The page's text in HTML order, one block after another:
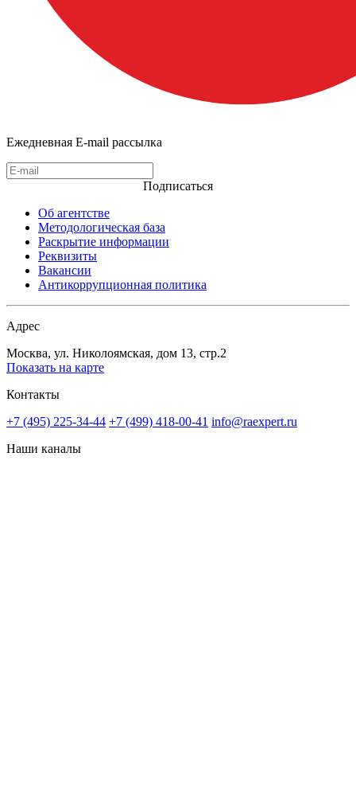
Ежедневная E-mail рассылка
Подписаться
Об агентстве
Методологическая база
Раскрытие информации
Реквизиты
Вакансии
Антикоррупционная политика
Адрес
Москва, ул. Николоямская, дом 13, стр.2
Показать на карте
Контакты
+7 (495) 225-34-44 +7 (499) 418-00-41 info@raexpert.ru
Наши каналы